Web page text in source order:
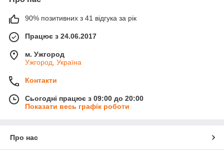
90% позитивних з 41 відгука за рік
Працює з 24.06.2017
м. Ужгород
Ужгород, Україна
Контакти
Сьогодні працює з 09:00 до 20:00
Показати весь графік роботи
Про нас